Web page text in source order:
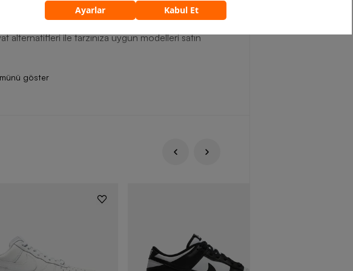
ve Nike Phantom koleksiyonunun en trend
alternatifleri ile tarzınıza uygun modelleri satın
göster